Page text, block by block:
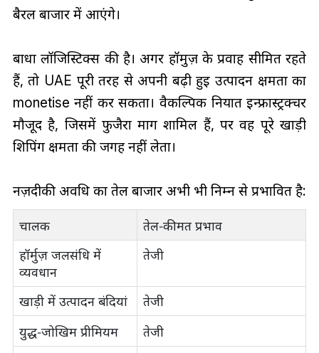
बैरल बाजार में आएंगे।
बाधा लॉजिस्टिक्स की है। अगर हॉर्मुज़ के प्रवाह सीमित रहते
हैं, तो UAE पूरी तरह से अपनी बढ़ी हुई उत्पादन क्षमता का
monetise नहीं कर सकता। वैकल्पिक निर्यात इन्फ्रास्ट्रक्चर
मौजूद है, जिसमें फुजैरा मार्ग शामिल हैं, पर वह पूरे खाड़ी
शिपिंग क्षमता की जगह नहीं लेता।
नज़दीकी अवधि का तेल बाजार अभी भी निम्न से प्रभावित है:
चालक
तेल‑कीमत प्रभाव
हॉर्मुज़ जलसंधि में
व्यवधान
तेजी
खाड़ी में उत्पादन बंदियां तेजी
युद्ध‑जोखिम प्रीमियम
तेजी